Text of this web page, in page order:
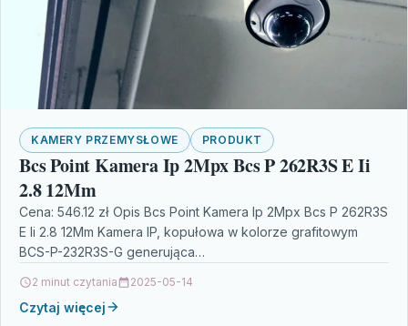
KAMERY PRZEMYSŁOWE PRODUKT
Bcs Point Kamera Ip 2Mpx Bcs P 262R3S E Ii
2.8 12Mm
Cena: 546.12 zł Opis Bcs Point Kamera Ip 2Mpx Bcs P 262R3S
E Ii 2.8 12Mm Kamera IP, kopułowa w kolorze grafitowym
BCS-P-232R3S-G generująca…
2 minut czytania 2025-05-14
Czytaj więcej